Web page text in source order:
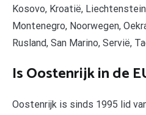
Kosovo, Kroatië,
Montenegro, Noorwegen,
Rusland, San Marino, Servië,
Is Oostenrijk in de
Oostenrijk is sinds 1995 lid